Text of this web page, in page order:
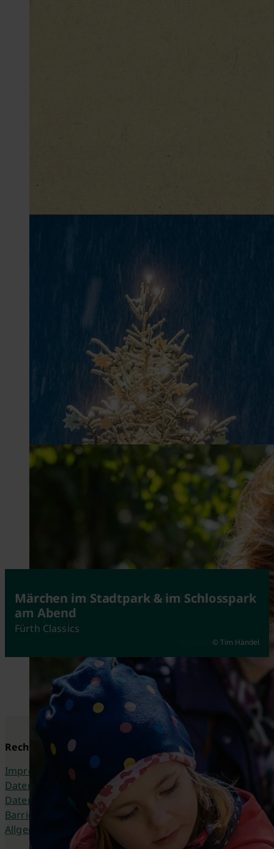
Schall und Rauch über Fürth
Fürth Classics
© Fürthwiki
Fürther Weihnachtsgeschichten
Fürth Classics
© Johannes Heuckeroth
Märchen im Stadtpark & im Schlosspark
am Abend
Fürth Classics
© Tim Händel
Rechtliches
Impressum
Datenschutzerklärung
Datenschutzeinstellungen
Barrierefreiheitserklärung
Allgemeine Geschäftsbedingungen